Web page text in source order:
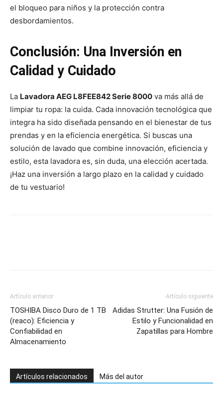
el bloqueo para niños y la protección contra
desbordamientos.
Conclusión: Una Inversión en
Calidad y Cuidado
La Lavadora AEG L8FEE842 Serie 8000 va más allá de
limpiar tu ropa: la cuida. Cada innovación tecnológica que
integra ha sido diseñada pensando en el bienestar de tus
prendas y en la eficiencia energética. Si buscas una
solución de lavado que combine innovación, eficiencia y
estilo, esta lavadora es, sin duda, una elección acertada.
¡Haz una inversión a largo plazo en la calidad y cuidado
de tu vestuario!
Artículo anterior
TOSHIBA Disco Duro de 1 TB
(reaco): Eficiencia y
Confiabilidad en
Almacenamiento
Artículo siguiente
Adidas Strutter: Una Fusión de
Estilo y Funcionalidad en
Zapatillas para Hombre
Artículos relacionados Más del autor